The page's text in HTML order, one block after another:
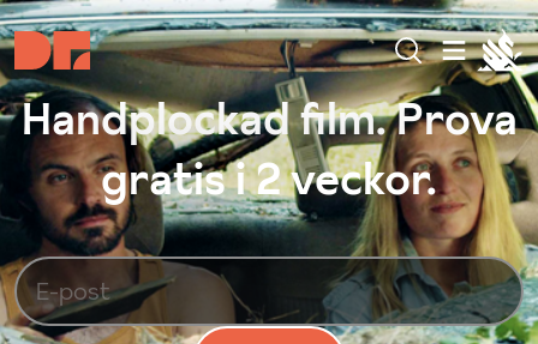
Handplockad film. Prova
gratis i 2 veckor.